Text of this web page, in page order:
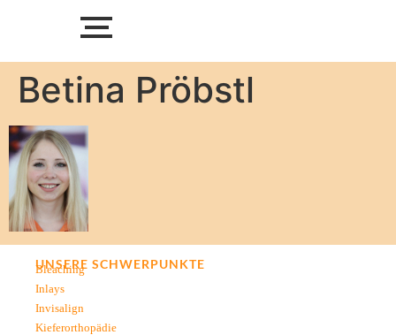
Betina Pröbstl
UNSERE SCHWERPUNKTE
Bleaching
Inlays
Invisalign
Kieferorthopädie